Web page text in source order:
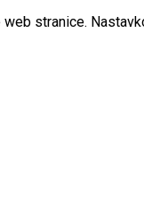
stranice.